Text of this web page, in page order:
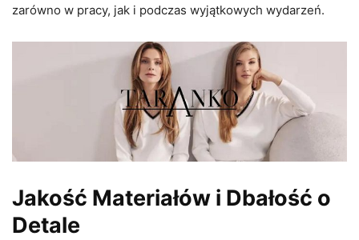
zarówno w pracy, jak i podczas wyjątkowych wydarzeń.
Jakość Materiałów i Dbałość o
Detale